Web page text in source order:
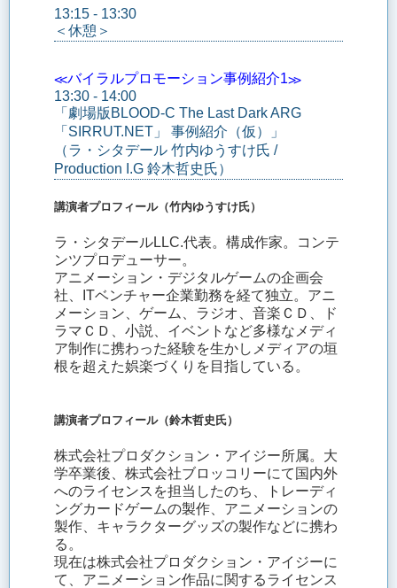
13:15 - 13:30
＜休憩＞
≪バイラルプロモーション事例紹介1≫
13:30 - 14:00
「劇場版BLOOD-C The Last Dark ARG
「SIRRUT.NET」 事例紹介（仮）」
（ラ・シタデール 竹内ゆうすけ氏 /
Production I.G 鈴木哲史氏）
講演者プロフィール（竹内ゆうすけ氏）
ラ・シタデールLLC.代表。構成作家。コンテ
ンツプロデューサー。
アニメーション・デジタルゲームの企画会
社、ITベンチャー企業勤務を経て独立。アニ
メーション、ゲーム、ラジオ、音楽ＣＤ、ド
ラマＣＤ、小説、イベントなど多様なメディ
ア制作に携わった経験を生かしメディアの垣
根を超えた娯楽づくりを目指している。
講演者プロフィール（鈴木哲史氏）
株式会社プロダクション・アイジー所属。大
学卒業後、株式会社ブロッコリーにて国内外
へのライセンスを担当したのち、トレーディ
ングカードゲームの製作、アニメーションの
製作、キャラクターグッズの製作などに携わ
る。
現在は株式会社プロダクション・アイジーに
て、アニメーション作品に関するライセンス